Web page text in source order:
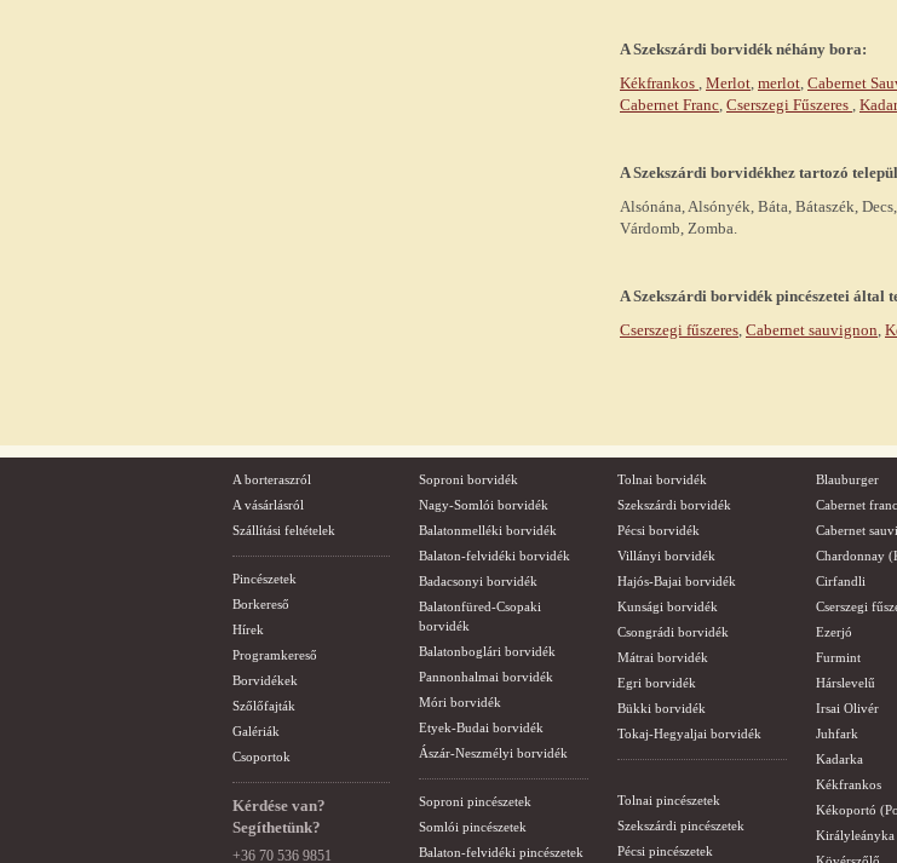
ASzekszárdi borvidék néhány bora:
Kékfrankos , Merlot, merlot, Cabernet
Cabernet Franc, Cserszegi Fűszeres ,
A Szekszárdi borvidékhez tartozó
Alsónána, Alsónyék, Báta, Bátaszék,
Várdomb, Zomba.
ASzekszárdi borvidék pincészetei által
Cserszegi fűszeres, Cabernet sauvignon,
A borteraszról
A vásárlásról
Szállítási feltételek
Pincészetek
Borkereső
Hírek
Programkereső
Borvidékek
Szőlőfajták
Galériák
Csoportok
Kérdése van?
Segíthetünk?
+36 70 536 9851
Soproni borvidék
Nagy-Somlói borvidék
Balatonmelléki borvidék
Balaton-felvidéki borvidék
Badacsonyi borvidék
Balatonfüred-Csopaki
borvidék
Balatonboglári borvidék
Pannonhalmai borvidék
Móri borvidék
Etyek-Budai borvidék
Ászár-Neszmélyi borvidék
Soproni pincészetek
Somlói pincészetek
Balaton-felvidéki pincészetek
Tolnai borvidék
Szekszárdi borvidék
Pécsi borvidék
Villányi borvidék
Hajós-Bajai borvidék
Kunsági borvidék
Csongrádi borvidék
Mátrai borvidék
Egri borvidék
Bükki borvidék
Tokaj-Hegyaljai borvidék
Tolnai pincészetek
Szekszárdi pincészetek
Pécsi pincészetek
Blauburger
Cabernet franc
Cabernet
Chardonnay
Cirfandli
Cserszegi
Ezerjó
Furmint
Hárslevelű
Irsai Olivér
Juhfark
Kadarka
Kékfrankos
Kékoportó
Királyleányka